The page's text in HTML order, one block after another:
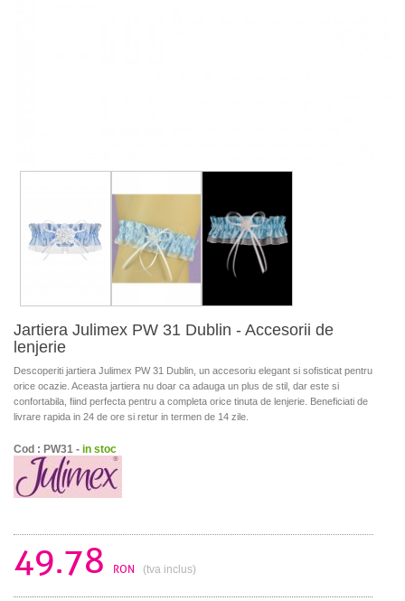
Jartiera Julimex PW 31 Dublin - Accesorii de
lenjerie
Descoperiti jartiera Julimex PW 31 Dublin, un accesoriu elegant si sofisticat pentru
orice ocazie. Aceasta jartiera nu doar ca adauga un plus de stil, dar este si
confortabila, fiind perfecta pentru a completa orice tinuta de lenjerie. Beneficiati de
livrare rapida in 24 de ore si retur in termen de 14 zile.
Cod : PW31 - in stoc
49.78 RON (tva inclus)